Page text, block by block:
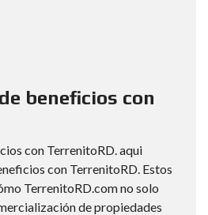
beneficios con
con TerrenitoRD. aqui
con TerrenitoRD. Estos
TerrenitoRD.com no solo
de propiedades